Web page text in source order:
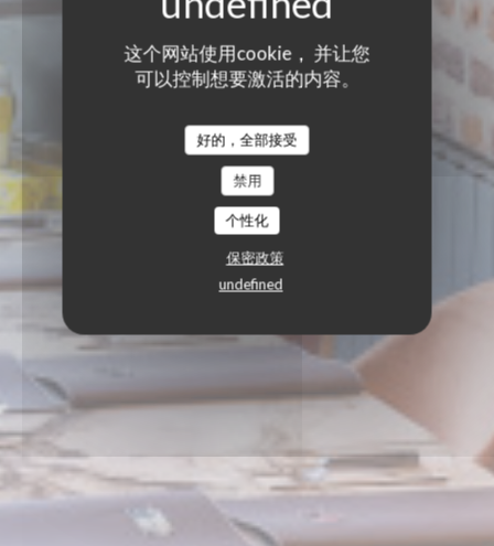
这个网站使用cookie， 并让您
可以控制想要激活的内容。
好的，全部接受
禁用
个性化
保密政策
undefined